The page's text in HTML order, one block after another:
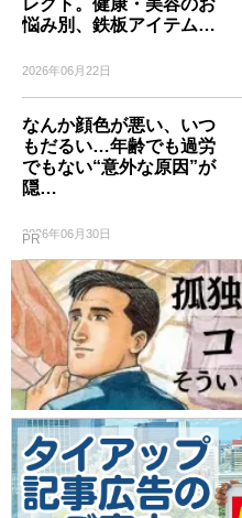
悩み別、鉄板アイテム…
2026年06月22日
なんか顔色が悪い、いつ
もだるい…年齢でも過労
でもない“意外な原因”が
隠…
2026年06月30日
PR